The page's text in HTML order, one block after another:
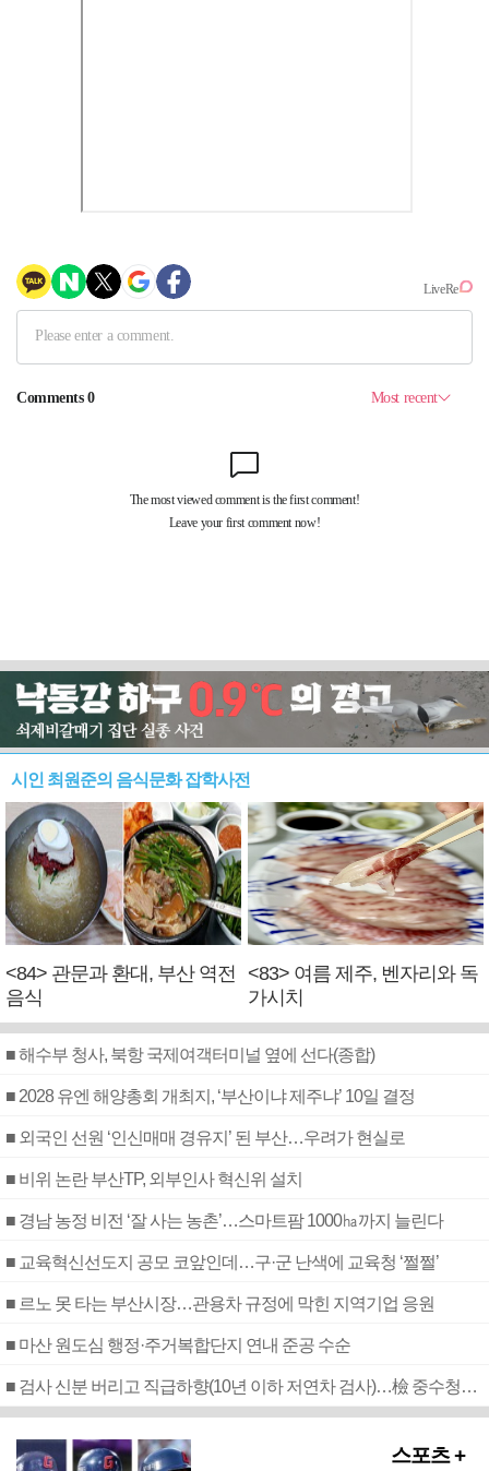
시인 최원준의 음식문화 잡학사전
<84> 관문과 환대, 부산 역전
음식
<83> 여름 제주, 벤자리와 독
가시치
■ 해수부 청사, 북항 국제여객터미널 옆에 선다(종합)
■ 2028 유엔 해양총회 개최지, ‘부산이냐 제주냐’ 10일 결정
■ 외국인 선원 ‘인신매매 경유지’ 된 부산…우려가 현실로
■ 비위 논란 부산TP, 외부인사 혁신위 설치
■ 경남 농정 비전 ‘잘 사는 농촌’…스마트팜 1000㏊까지 늘린다
■ 교육혁신선도지 공모 코앞인데…구·군 난색에 교육청 ‘쩔쩔’
■ 르노 못 타는 부산시장…관용차 규정에 막힌 지역기업 응원
■ 마산 원도심 행정·주거복합단지 연내 준공 수순
■ 검사 신분 버리고 직급하향(10년 이하 저연차 검사)…檢 중수청행 기피
스포츠 +